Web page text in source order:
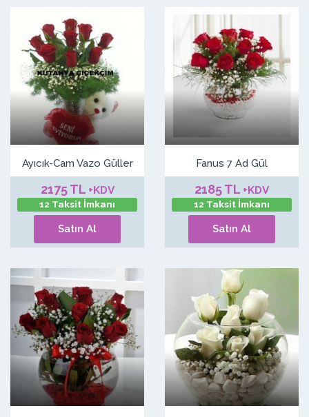
Ayıcık-Cam Vazo Güller
2175 TL +KDV
12 Taksit İmkanı
Satın Al
Fanus 7 Ad Gül
2185 TL +KDV
12 Taksit İmkanı
Satın Al